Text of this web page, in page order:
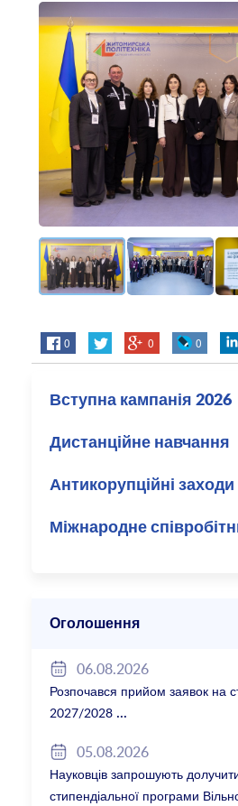
0 0 0
Вступна кампанія 2026
Дистанційне навчання
Антикорупційні заходи
Міжнародне
Оголошення
06.08.2026
Розпочався прийом заявок на
2027/2028
05.08.2026
Науковців запрошують
стипендіальної програми